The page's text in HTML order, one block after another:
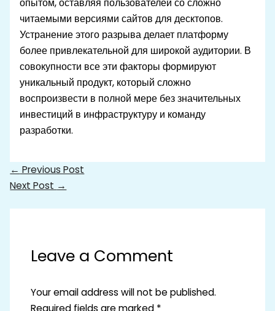
читаемыми версиями сайтов для десктопов.
Устранение этого разрыва делает платформу
более привлекательной для широкой аудитории. В
совокупности все эти факторы формируют
уникальный продукт, который сложно
воспроизвести в полной мере без значительных
инвестиций в инфраструктуру и команду
разработки.
← Previous Post
Next Post →
Leave a Comment
Your email address will not be published.
Required fields are marked *